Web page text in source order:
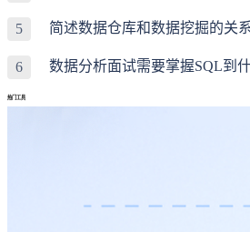
5 简述数据仓库和数据挖掘的关
6 数据分析面试需要掌握SQL到
热门工具